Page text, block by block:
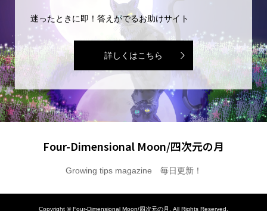
迷ったときに即！答えがでるお助けサイト
詳しくはこちら
Four-Dimensional Moon/四次元の月
Growing tips magazine 毎日更新！
Copyright ©Four-Dimensional Moon/四次元の月. All Rights Reserved.